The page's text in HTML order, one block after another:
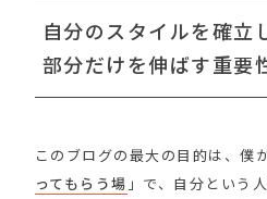
自分のスタイルを確立
部分だけを伸ばす重要
このブログの最大の目的は、僕
ってもらう場 」で、自分という